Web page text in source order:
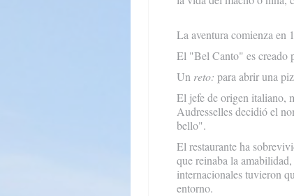
La aventura comienza en
El "Bel Canto" es creado
Un reto: para abrir una
El jefe de origen italiano,
Audresselles decidió el
bello".
El restaurante ha
que reinaba la
internacionales tuvieron
entorno.